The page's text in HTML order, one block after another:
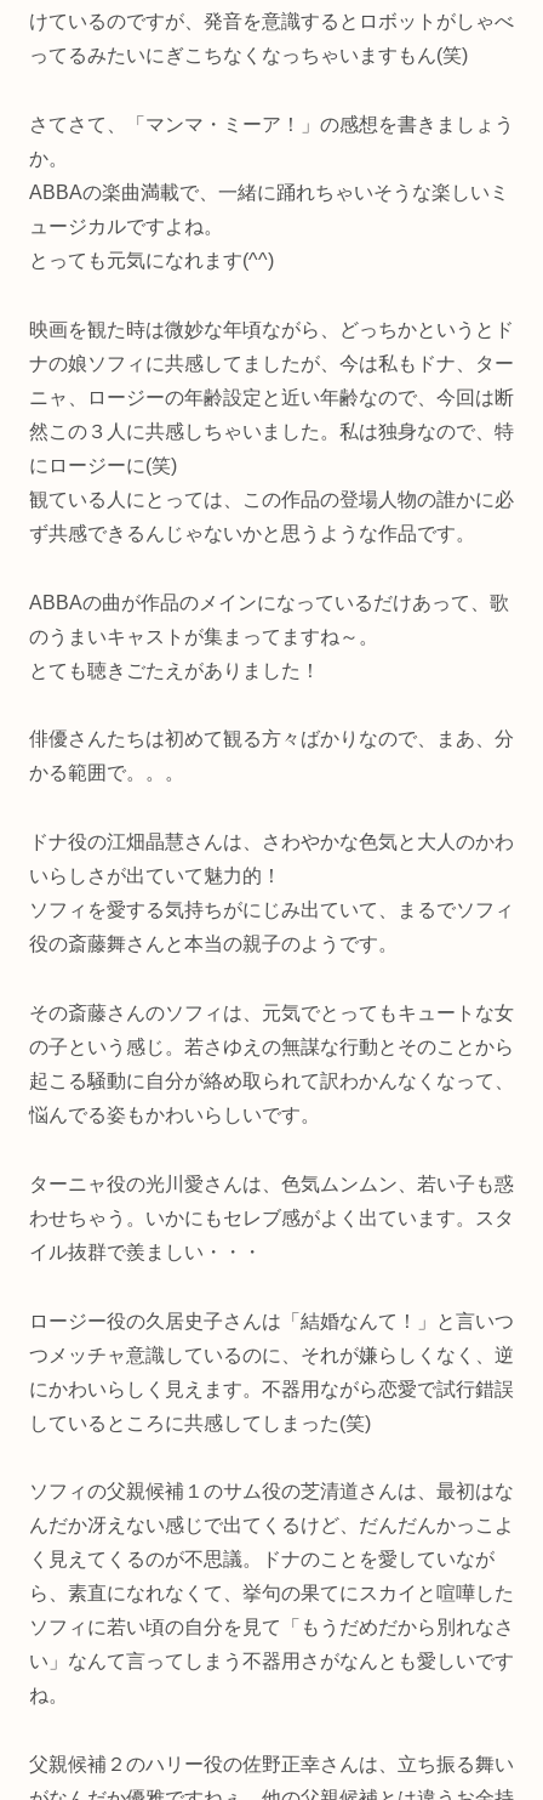
けているのですが、発音を意識するとロボットがしゃべ
ってるみたいにぎこちなくなっちゃいますもん(笑)
さてさて、「マンマ・ミーア！」の感想を書きましょう
か。
ABBAの楽曲満載で、一緒に踊れちゃいそうな楽しいミ
ュージカルですよね。
とっても元気になれます(^^)
映画を観た時は微妙な年頃ながら、どっちかというとド
ナの娘ソフィに共感してましたが、今は私もドナ、ター
ニャ、ロージーの年齢設定と近い年齢なので、今回は断
然この３人に共感しちゃいました。私は独身なので、特
にロージーに(笑)
観ている人にとっては、この作品の登場人物の誰かに必
ず共感できるんじゃないかと思うような作品です。
ABBAの曲が作品のメインになっているだけあって、歌
のうまいキャストが集まってますね～。
とても聴きごたえがありました！
俳優さんたちは初めて観る方々ばかりなので、まあ、分
かる範囲で。。。
ドナ役の江畑晶慧さんは、さわやかな色気と大人のかわ
いらしさが出ていて魅力的！
ソフィを愛する気持ちがにじみ出ていて、まるでソフィ
役の斎藤舞さんと本当の親子のようです。
その斎藤さんのソフィは、元気でとってもキュートな女
の子という感じ。若さゆえの無謀な行動とそのことから
起こる騒動に自分が絡め取られて訳わかんなくなって、
悩んでる姿もかわいらしいです。
ターニャ役の光川愛さんは、色気ムンムン、若い子も惑
わせちゃう。いかにもセレブ感がよく出ています。スタ
イル抜群で羨ましい・・・
ロージー役の久居史子さんは「結婚なんて！」と言いつ
つメッチャ意識しているのに、それが嫌らしくなく、逆
にかわいらしく見えます。不器用ながら恋愛で試行錯誤
しているところに共感してしまった(笑)
ソフィの父親候補１のサム役の芝清道さんは、最初はな
んだか冴えない感じで出てくるけど、だんだんかっこよ
く見えてくるのが不思議。ドナのことを愛していなが
ら、素直になれなくて、挙句の果てにスカイと喧嘩した
ソフィに若い頃の自分を見て「もうだめだから別れなさ
い」なんて言ってしまう不器用さがなんとも愛しいです
ね。
父親候補２のハリー役の佐野正幸さんは、立ち振る舞い